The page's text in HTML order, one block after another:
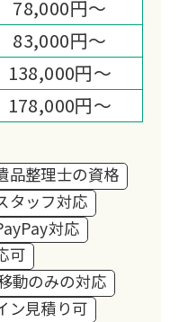
78,000円～
83,000円～
138,000円～
178,000円～
品整理士の資格
タッフ対応
対応
可
動のみの対応
ン見積り可